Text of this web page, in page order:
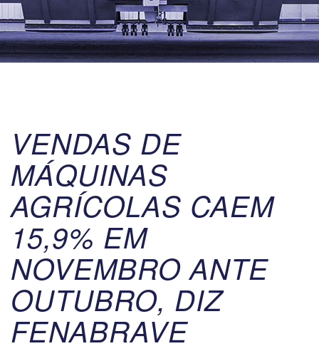
VENDAS DE
MÁQUINAS
AGRÍCOLAS CAEM
15,9% EM
NOVEMBRO ANTE
OUTUBRO, DIZ
FENABRAVE